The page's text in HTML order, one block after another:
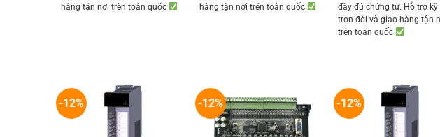
hàng tận nơi trên toàn quốc
hàng tận nơi trên toàn quốc
đầy đủ chứng từ. Hỗ trợ
trọn đời và giao hàng tận
trên toàn quốc
-12% -12% -12%